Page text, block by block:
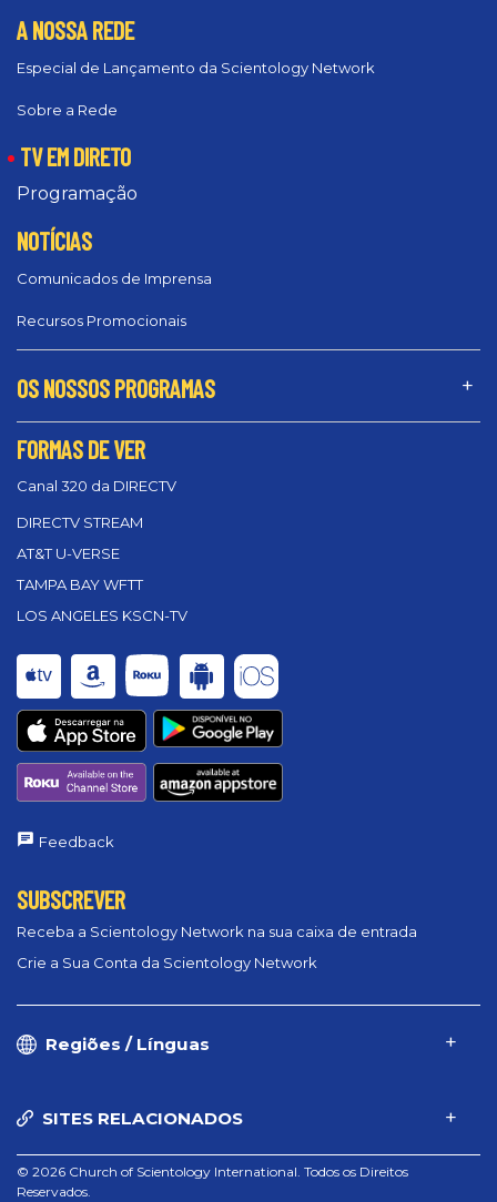
A NOSSA REDE
Especial de Lançamento da Scientology Network
Sobre a Rede
TV EM DIRETO
Programação
NOTÍCIAS
Comunicados de Imprensa
Recursos Promocionais
OS NOSSOS PROGRAMAS
FORMAS DE VER
Canal 320 da DIRECTV
DIRECTV STREAM
AT&T U-VERSE
TAMPA BAY WFTT
LOS ANGELES KSCN-TV
Feedback
SUBSCREVER
Receba a Scientology Network na sua caixa de entrada
Crie a Sua Conta da Scientology Network
Regiões / Línguas
SITES RELACIONADOS
© 2026 Church of Scientology International. Todos os Direitos
Reservados.